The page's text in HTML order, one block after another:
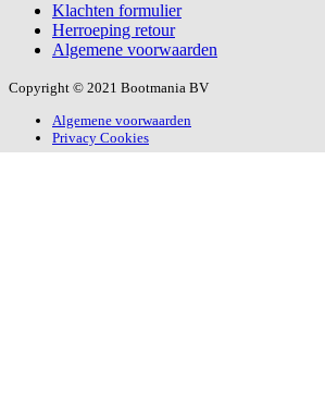
Klachten formulier
Herroeping retour
Algemene voorwaarden
Copyright © 2021 Bootmania BV
Algemene voorwaarden
Privacy Cookies